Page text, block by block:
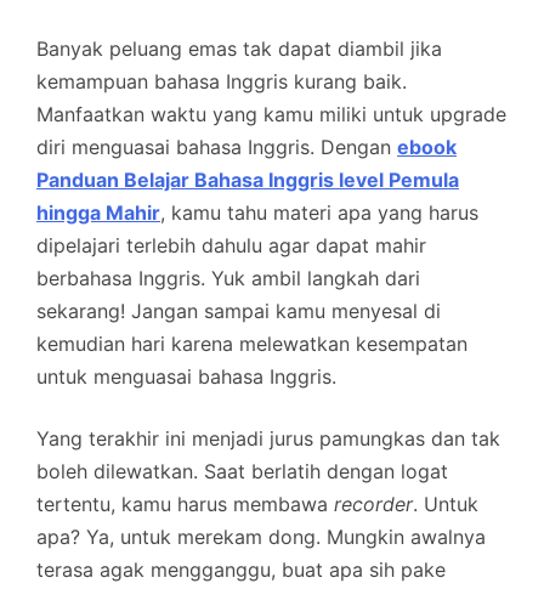
Banyak peluang emas tak dapat diambil jika
kemampuan bahasa Inggris kurang baik.
Manfaatkan waktu yang kamu miliki untuk upgrade
diri menguasai bahasa Inggris. Dengan ebook
Panduan Belajar Bahasa Inggris level Pemula
hingga Mahir, kamu tahu materi apa yang harus
dipelajari terlebih dahulu agar dapat mahir
berbahasa Inggris. Yuk ambil langkah dari
sekarang! Jangan sampai kamu menyesal di
kemudian hari karena melewatkan kesempatan
untuk menguasai bahasa Inggris.
Yang terakhir ini menjadi jurus pamungkas dan tak
boleh dilewatkan. Saat berlatih dengan logat
tertentu, kamu harus membawa recorder. Untuk
apa? Ya, untuk merekam dong. Mungkin awalnya
terasa agak mengganggu, buat apa sih pake